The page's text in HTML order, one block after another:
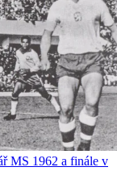
MS 1962 a finále v